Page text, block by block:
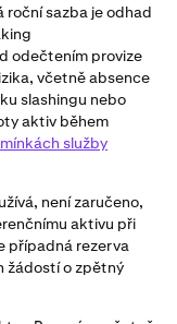
roční sazba je odhad
odečtením provize
včetně absence
slashingu nebo
aktiv během
služby
není zaručeno,
aktivu při
případná rezerva
žádostí o zpětný